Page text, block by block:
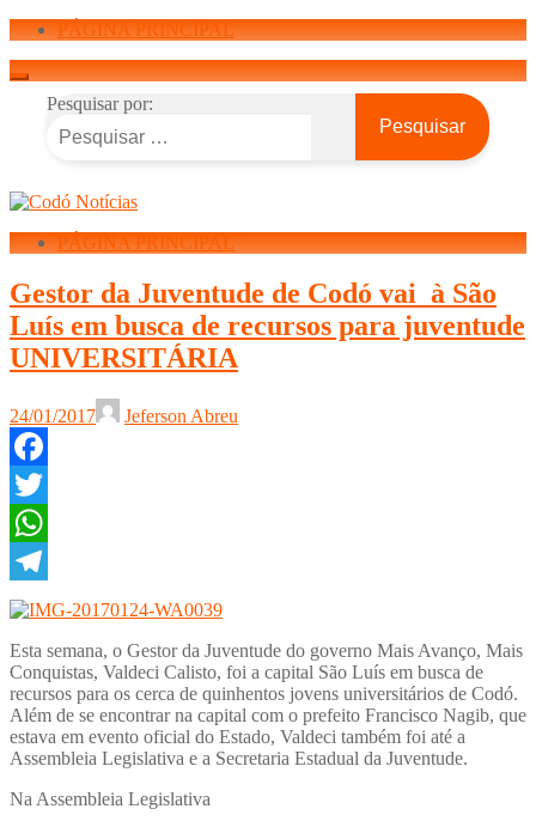
PÁGINA PRINCIPAL
Pesquisar por:
PÁGINA PRINCIPAL
Gestor da Juventude de Codó vai à São
Luís em busca de recursos para juventude
UNIVERSITÁRIA
24/01/2017 Jeferson Abreu
Facebook
Twitter
WhatsApp
Telegram
Esta semana, o Gestor da Juventude do governo Mais Avanço, Mais
Conquistas, Valdeci Calisto, foi a capital São Luís em busca de
recursos para os cerca de quinhentos jovens universitários de Codó.
Além de se encontrar na capital com o prefeito Francisco Nagib, que
estava em evento oficial do Estado, Valdeci também foi até a
Assembleia Legislativa e a Secretaria Estadual da Juventude.
Na Assembleia Legislativa